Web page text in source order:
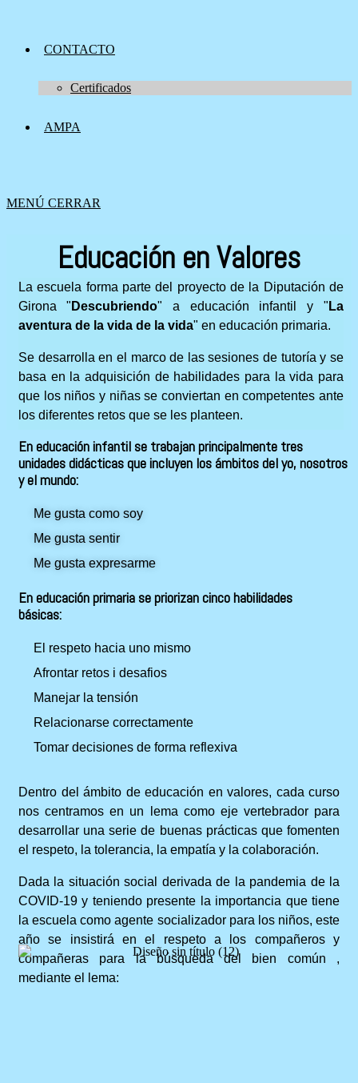
CONTACTO
Certificados
AMPA
MENÚ CERRAR
Educación en Valores
La escuela forma parte del proyecto de la Diputación de
Girona " Descubriendo" a educación infantil y " La
aventura de la vida de la vida" en educación primaria.
Se desarrolla en el marco de las sesiones de tutoría y se
basa en la adquisición de habilidades para la vida para
que los niños y niñas se conviertan en competentes ante
los diferentes retos que se les planteen.
En educación infantil se trabajan principalmente tres
unidades didácticas que incluyen los ámbitos del yo, nosotros
y el mundo:
Me gusta como soy
Me gusta sentir
Me gusta expresarme
En educación primaria se priorizan cinco habilidades
básicas:
El respeto hacia uno mismo
Afrontar retos i desafios
Manejar la tensión
Relacionarse correctamente
Tomar decisiones de forma reflexiva
Dentro del ámbito de educación en valores, cada curso
nos centramos en un lema como eje vertebrador para
desarrollar una serie de buenas prácticas que fomenten
el respeto, la tolerancia, la empatía y la colaboración.
Dada la situación social derivada de la pandemia de la
COVID-19 y teniendo presente la importancia que tiene
la escuela como agente socializador para los niños, este
año se insistirá en el respeto a los compañeros y
compañeras para la búsqueda del bien común ,
mediante el lema: